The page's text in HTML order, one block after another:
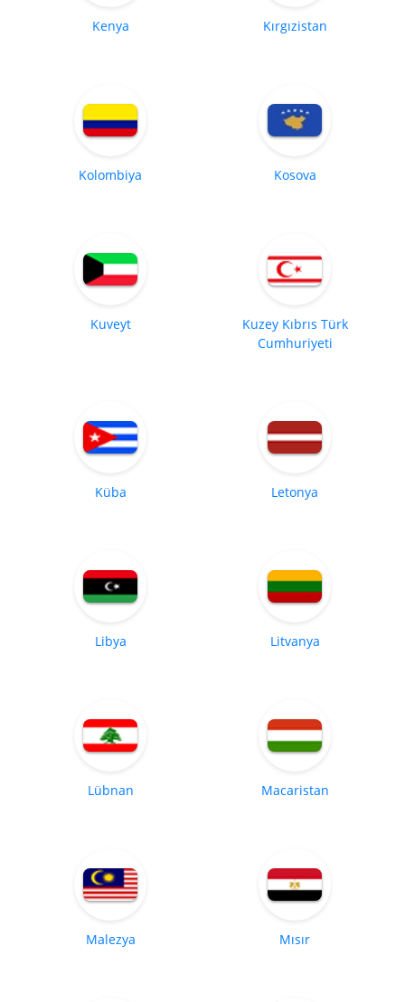
Kenya Kırgızistan
Kolombiya Kosova
Kuveyt
Kuzey Kıbrıs Türk
Cumhuriyeti
Küba Letonya
Libya Litvanya
Lübnan Macaristan
Malezya Mısır